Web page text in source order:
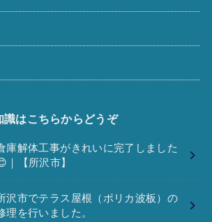
識はこちらからどうぞ
庫解体工事がきれいに完了しました
｜【所沢市】
沢市でテラス屋根（ポリカ波板）の
理を行いました。